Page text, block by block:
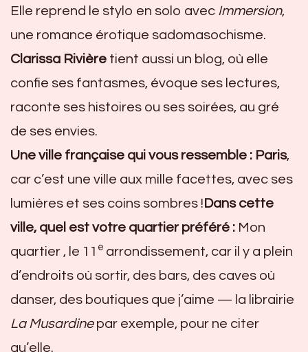
Elle reprend le stylo en solo avec Immersion,
une romance érotique sadomasochisme.
Clarissa Rivière tient aussi un blog, où elle
confie ses fantasmes, évoque ses lectures,
raconte ses histoires ou ses soirées, au gré
de ses envies.
Une ville française qui vous ressemble : Paris,
car c’est une ville aux mille facettes, avec ses
lumières et ses coins sombres !Dans cette
ville, quel est votre quartier préféré : Mon
quartier , le 11 e arrondissement, car il y a plein
d’endroits où sortir, des bars, des caves où
danser, des boutiques que j’aime — la librairie
La Musardinepar exemple, pour ne citer
qu’elle.